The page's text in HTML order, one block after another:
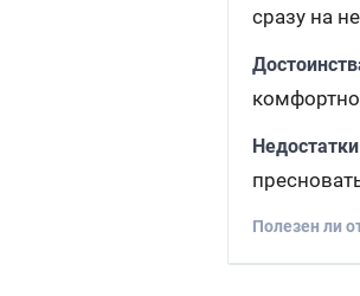
сразу на
Недостатки
Полезен ли